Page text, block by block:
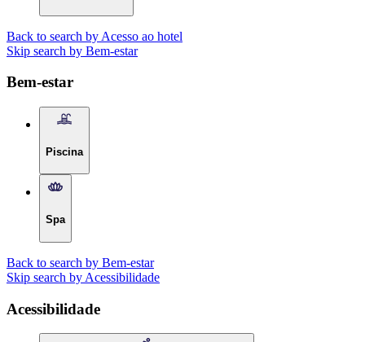
Back to search by Acesso ao hotel
Skip search by Bem-estar
Bem-estar
Piscina
Spa
Back to search by Bem-estar
Skip search by Acessibilidade
Acessibilidade